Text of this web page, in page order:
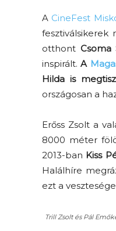
A CineFest
otthont Csoma
inspirált.A
Hilda is
országosan a
Erőss Zsolt a
8000 méter
2013-ban Kiss
Halálhíre
ezt a
Trill Zsolt és Pál